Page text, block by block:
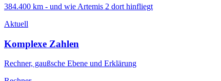
384.400 km - und wie Artemis 2 dort hinfliegt
Aktuell
Komplexe Zahlen
Rechner, gaußsche Ebene und Erklärung